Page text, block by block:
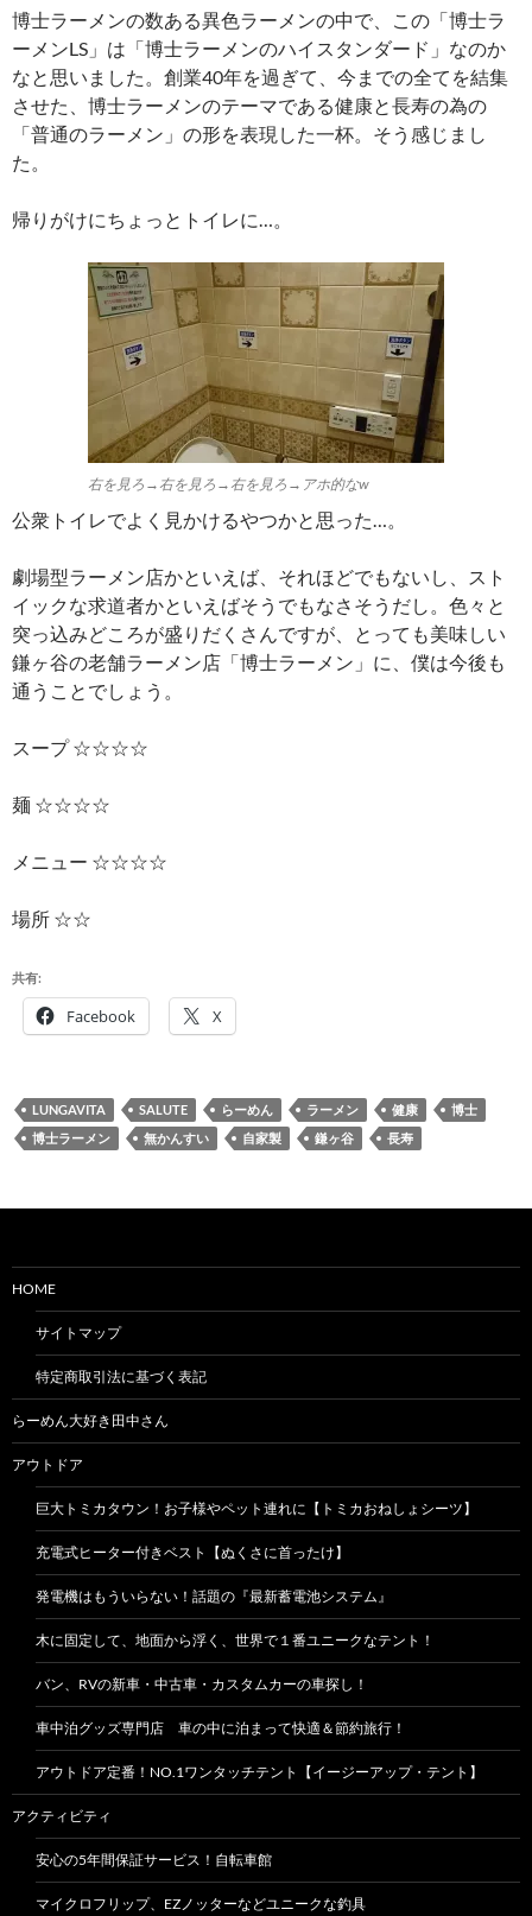
博士ラーメンの数ある異色ラーメンの中で、この「博士ラ
ーメンLS」は「博士ラーメンのハイスタンダード」なのか
なと思いました。創業40年を過ぎて、今までの全てを結集
させた、博士ラーメンのテーマである健康と長寿の為の
「普通のラーメン」の形を表現した一杯。そう感じまし
た。
帰りがけにちょっとトイレに…。
右を見ろ→右を見ろ→右を見ろ→アホ的なw
公衆トイレでよく見かけるやつかと思った…。
劇場型ラーメン店かといえば、それほどでもないし、スト
イックな求道者かといえばそうでもなさそうだし。色々と
突っ込みどころが盛りだくさんですが、とっても美味しい
鎌ヶ谷の老舗ラーメン店「博士ラーメン」に、僕は今後も
通うことでしょう。
スープ ☆☆☆☆
麺 ☆☆☆☆
メニュー ☆☆☆☆
場所 ☆☆
共有:
Facebook X
LUNGAVITA SALUTE らーめん ラーメン 健康
博士
博士ラーメン
無かんすい 自家製 鎌ヶ谷 長寿
HOME
サイトマップ
特定商取引法に基づく表記
らーめん大好き田中さん
アウトドア
巨大トミカタウン！お子様やペット連れに【トミカおねしょシーツ】
充電式ヒーター付きベスト【ぬくさに首ったけ】
発電機はもういらない！話題の『最新蓄電池システム』
木に固定して、地面から浮く、世界で１番ユニークなテント！
バン、RVの新車・中古車・カスタムカーの車探し！
車中泊グッズ専門店 車の中に泊まって快適＆節約旅行！
アウトドア定番！NO.1ワンタッチテント【イージーアップ・テント】
アクティビティ
安心の5年間保証サービス！自転車館
マイクロフリップ、EZノッターなどユニークな釣具